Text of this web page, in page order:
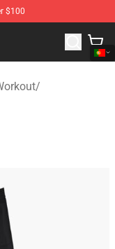
$100
Long Dark
/